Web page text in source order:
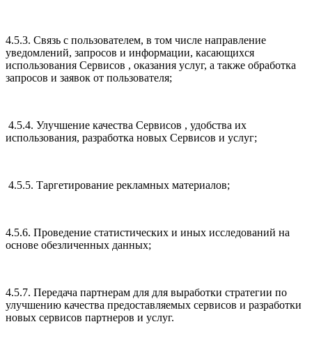
4.5.3. Связь с пользователем, в том числе направление
уведомлений, запросов и информации, касающихся
использования Сервисов , оказания услуг, а также обработка
запросов и заявок от пользователя;
4.5.4. Улучшение качества Сервисов , удобства их
использования, разработка новых Сервисов и услуг;
4.5.5. Таргетирование рекламных материалов;
4.5.6. Проведение статистических и иных исследований на
основе обезличенных данных;
4.5.7. Передача партнерам для для выработки стратегии по
улучшению качества предоставляемых сервисов и разработки
новых сервисов партнеров и услуг.